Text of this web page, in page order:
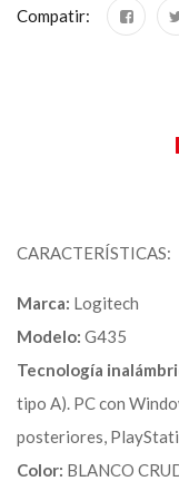
Compatir:
CARACTERÍSTICAS:
Marca: Logitech
Modelo: G435
Tecnología
tipo A). PC con
posteriores,
Color: BLANCO